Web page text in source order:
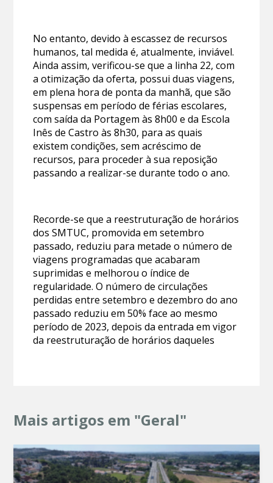
No entanto, devido à escassez de recursos
humanos, tal medida é, atualmente, inviável.
Ainda assim, verificou-se que a linha 22, com
a otimização da oferta, possui duas viagens,
em plena hora de ponta da manhã, que são
suspensas em período de férias escolares,
com saída da Portagem às 8h00 e da Escola
Inês de Castro às 8h30, para as quais
existem condições, sem acréscimo de
recursos, para proceder à sua reposição
passando a realizar-se durante todo o ano.
Recorde-se que a reestruturação de horários
dos SMTUC, promovida em setembro
passado, reduziu para metade o número de
viagens programadas que acabaram
suprimidas e melhorou o índice de
regularidade. O número de circulações
perdidas entre setembro e dezembro do ano
passado reduziu em 50% face ao mesmo
período de 2023, depois da entrada em vigor
da reestruturação de horários daqueles
Mais artigos em "Geral"